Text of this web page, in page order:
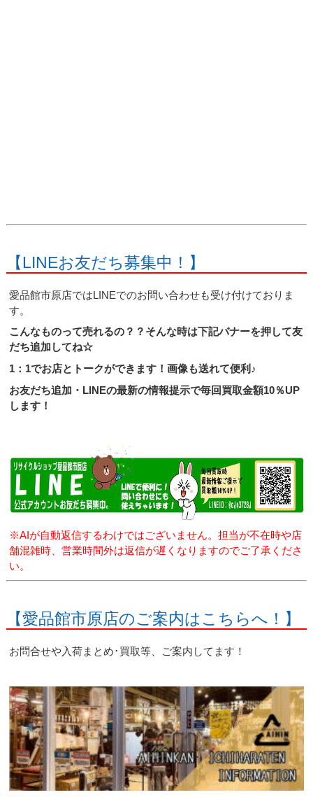
【LINEお友だち募集中！】
愛品館市原店ではLINEでのお問い合わせも受け付けておりま
す。
こんなものって売れるの？？そんな時は下記バナーを押して友
だち追加してね☆
1：1でお店とトークができます！画像も送れて便利♪
お友だち追加・LINEの最新の情報提示で毎回買取金額10％UP
します！
※AIが自動返信するわけではございません。担当が不在時や店
舗混雑時、営業時間外は返信が遅くなりますのでご了承くださ
い。
【愛品館市原店のご案内はこちらへ！】
お問合せや入荷まとめ･買取等、ご案内してます！